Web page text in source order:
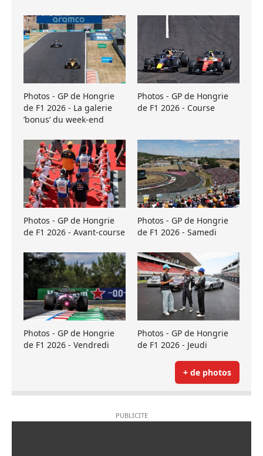
Photos - GP de Hongrie
de F1 2026 - La galerie
’bonus’ du week-end
Photos - GP de Hongrie
de F1 2026 - Course
Photos - GP de Hongrie
de F1 2026 - Avant-course
Photos - GP de Hongrie
de F1 2026 - Samedi
Photos - GP de Hongrie
de F1 2026 - Vendredi
Photos - GP de Hongrie
de F1 2026 - Jeudi
+ de photos